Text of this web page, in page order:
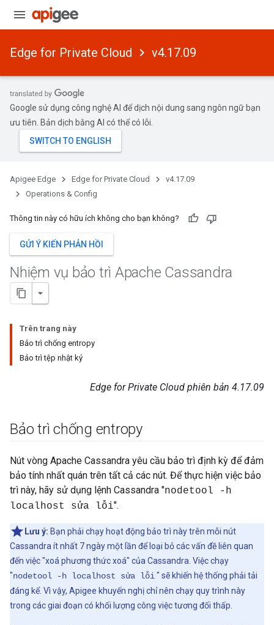
Edge for Private Cloud v4.17.09
Google sử dụng công nghệ AI để dịch nội dung sang ngôn ngữ bạn
ưu tiên. Bản dịch bằng AI có thể có lỗi.
Apigee Edge Edge for Private Cloud
v4.17.09
Operations & Config
Thông tin này có hữu ích không cho bạn không?
GỬI Ý KIẾN PHẢN HỒI
Nhiệm vụ bảo trì Apache Cassandra
Trên trang này
Bảo trì chống entropy
Bảo trì tệp nhật ký
Edge for Private Cloud phiên bản 4.17.09
Bảo trì chống entropy
Nút vòng Apache Cassandra yêu cầu bảo trì định kỳ để đảm
bảo tính nhất quán trên tất cả các nút. Để thực hiện việc bảo
trì này, hãy sử dụng lệnh Cassandra "nodetool -h
localhost sửa lỗi".
Lưu ý: Bạn phải chạy hoạt động bảo trì này trên mỗi nút
Cassandra ít nhất 7 ngày một lần để loại bỏ các vấn đề liên quan
đến việc "xoá phương thức xoá" của Cassandra. Việc chạy
"nodetool -h localhost sửa lỗi" sẽ khiến hệ thống phải tải
đáng kể. Vì vậy, Apigee khuyến nghị chỉ nên chạy quy trình này
trong các giai đoạn có khối lượng công việc tương đối thấp.